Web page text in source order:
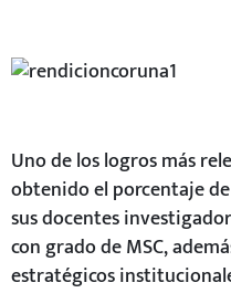
Uno de los logros más
obtenido el porcentaje
sus docentes
con grado de MSC,
estratégicos